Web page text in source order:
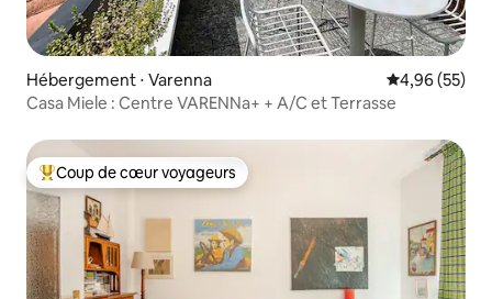
Hébergement ⋅ Varenna Évaluation
4,96 (55)
Casa Miele : Centre VARENNa+ + A/C et Terrasse
Coups de cœur voyageurs les plus appréciés
Coup de cœur voyageurs